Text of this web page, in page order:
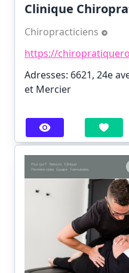
Clinique
Chiropracticiens
https://
Adresses: 6621, 24e
et Mercier